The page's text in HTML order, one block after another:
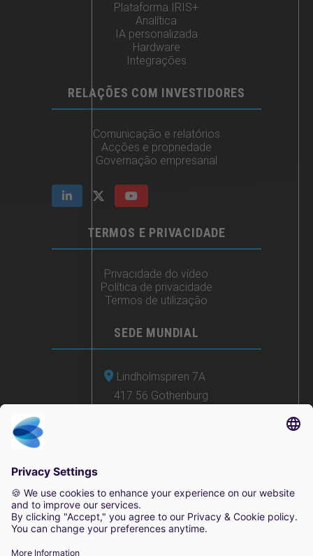
Plataforma IRIS+
Analítica
IA personalizada
Hardware
Integrações
RELAÇÕES COM INVESTIDORES
Comunicação e relatórios
Acções e propriedade
Governação empresarial
TERMOS E PRIVACIDADE
Privacidade do vídeo
Política de privacidade
Termos de utilização
SEDE MUNDIAL
Lindholmspiren 7A
417 56 Gothenburg
© 2025 Irisity AB. Todos os direitos reservados.